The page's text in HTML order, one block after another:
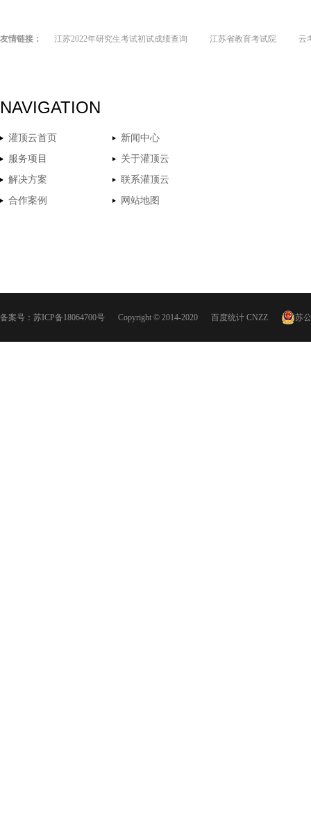
友情链接： 江苏2022年研究生考试初试成绩查询 江苏省教育考试院 云
NAVIGATION
灌顶云首页
新闻中心
服务项目
关于灌顶云
解决方案
联系灌顶云
合作案例
网站地图
备案号： 苏ICP备18064700号 Copyright © 2014-2020 百度统计 CNZZ 苏